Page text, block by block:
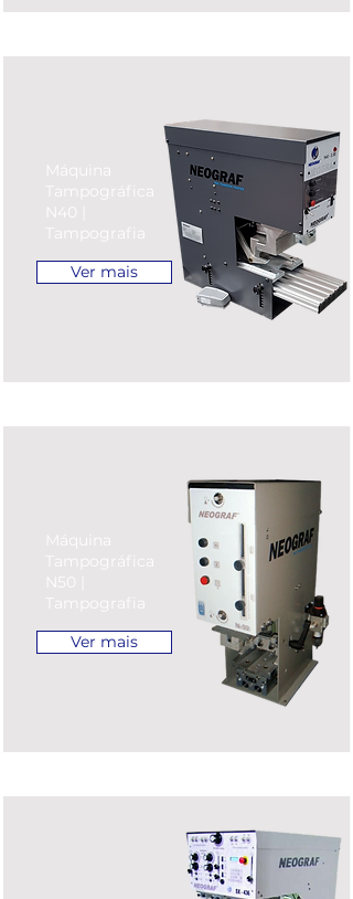
Máquina
Tampográfica
N40 |
Tampografia
Ver mais
Máquina
Tampográfica
N50 |
Tampografia
Ver mais